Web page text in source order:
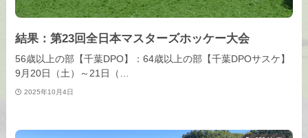
結果：第23回全日本マスターズホッケー大会
56歳以上の部【千葉DPO】：64歳以上の部【千葉DPOサスケ】
9月20日（土）～21日（…
2025年10月4日